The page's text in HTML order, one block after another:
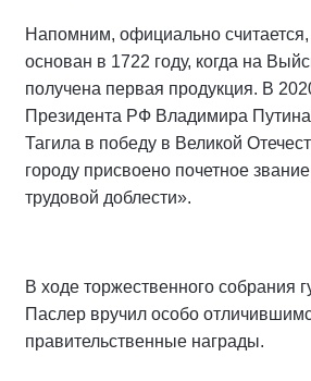
Напомним, официально
основан в 1722 году, когда на
получена первая продукция. В
Президента РФ Владимира
Тагила в победу в Великой
городу присвоено почетное
трудовой доблести».
В ходе торжественного собрания
Паслер вручил особо
правительственные награды.